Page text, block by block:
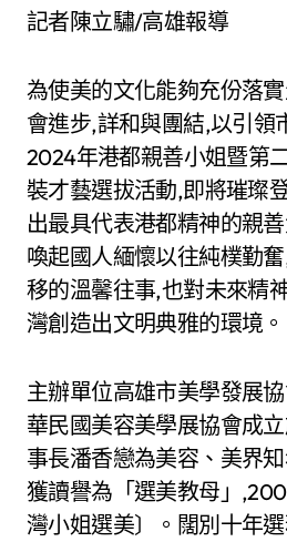
記者陳立驌/高雄報導
為使美的文化能夠充份落
會進步,詳和與團結,以引領
2024年港都親善小姐暨第
裝才藝選拔活動,即將璀璨
出最具代表港都精神的親
喚起國人緬懷以往純樸勤
移的溫馨往事,也對未來精
灣創造出文明典雅的環境。
主辦單位高雄市美學發展
華民國美容美學展協會成
事長潘香戀為美容、美界
獲讀譽為「選美教母」
灣小姐選美〕。闊別十年